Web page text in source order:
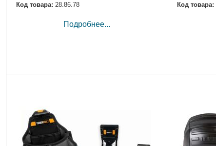
Код товара: 28.86.78
Подробнее...
Код товара: